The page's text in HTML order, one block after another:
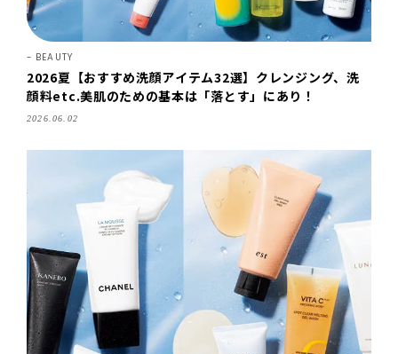
BEAUTY
2026夏【おすすめ洗顔アイテム32選】クレンジング、洗
顔料etc.美肌のための基本は「落とす」にあり！
2026.06.02